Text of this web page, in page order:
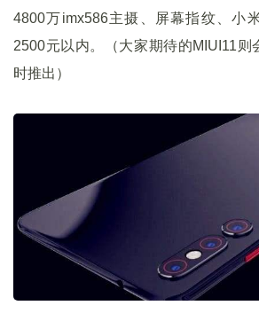
4800万imx586主摄、屏幕指纹、小
2500元以内。（大家期待的MIUI11则
时推出）